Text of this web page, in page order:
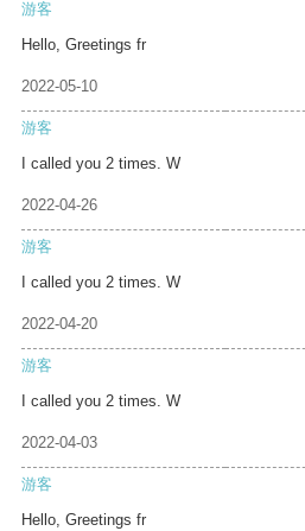
游客
Hello, Greetings fr
2022-05-10
游客
I called you 2 times. W
2022-04-26
游客
I called you 2 times. W
2022-04-20
游客
I called you 2 times. W
2022-04-03
游客
Hello, Greetings fr